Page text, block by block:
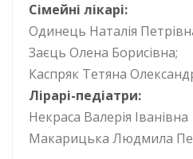
Сімейні лікарі:
Одинець Наталія
Заєць Олена Борисівна;
Каспряк Тетяна
Лірарі-педіатри:
Некраса Валерія Іванівна
Макарицька Людмила